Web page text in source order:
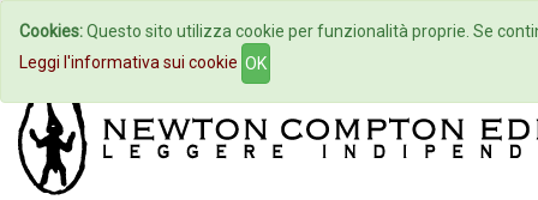
Home Autori Eventi
Cookies:Questo sito utilizza cookie per funzionalità proprie. Se
Leggi l'informativa sui cookie OK